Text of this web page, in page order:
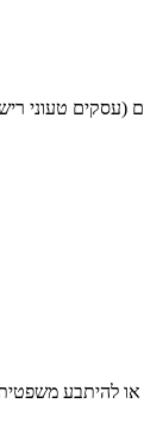
(עסקים טעוני
או להיתבע